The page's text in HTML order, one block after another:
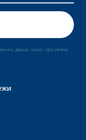
данни, моля, прочетете